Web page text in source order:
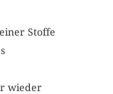
Stoffe
wieder